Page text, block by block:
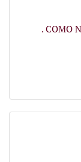
. COMO